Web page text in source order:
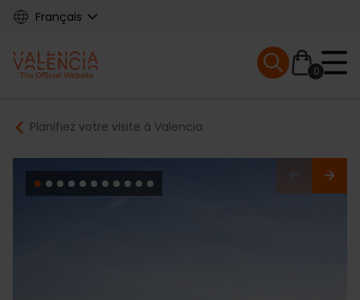
Skip
content
Français
Main
navigation
0
Mobile menu
Breadcrumb
Planifiez votre visite à Valencia